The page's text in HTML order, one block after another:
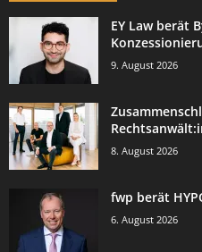
EY Law berät
9. August 2026
8. August 2026
fwp berät
6. August 2026